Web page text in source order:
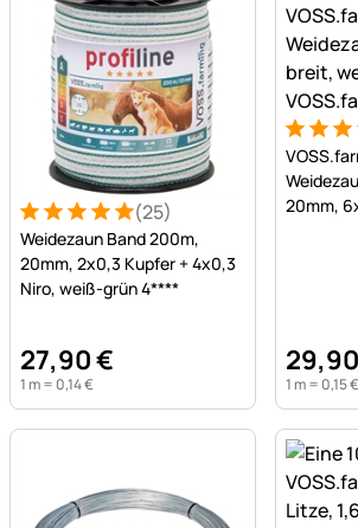
Bewertung: 5 von 5 (25 Bewertungen)
25 Bewertungen
(25)
Weidezaun Band 200m,
20mm, 2x0,3 Kupfer + 4x0,3
Niro, weiß-grün 4****
27,90€
1 m = 0,14€
5
20mm,
29,90
1 m = 0,15€